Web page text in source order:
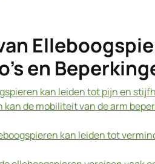
en
kan leiden tot pijn en
kan de mobiliteit van de arm
kan leiden tot